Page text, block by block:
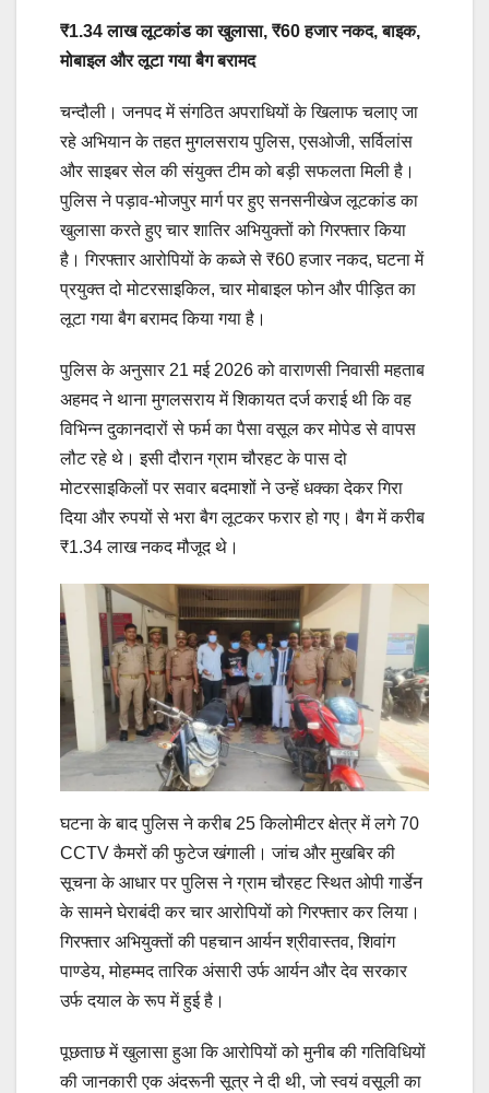
₹1.34 लाख लूटकांड का खुलासा, ₹60 हजार नकद, बाइक,
मोबाइल और लूटा गया बैग बरामद
चन्दौली। जनपद में संगठित अपराधियों के खिलाफ चलाए जा
रहे अभियान के तहत मुगलसराय पुलिस, एसओजी, सर्विलांस
और साइबर सेल की संयुक्त टीम को बड़ी सफलता मिली है।
पुलिस ने पड़ाव-भोजपुर मार्ग पर हुए सनसनीखेज लूटकांड का
खुलासा करते हुए चार शातिर अभियुक्तों को गिरफ्तार किया
है। गिरफ्तार आरोपियों के कब्जे से ₹60 हजार नकद, घटना में
प्रयुक्त दो मोटरसाइकिल, चार मोबाइल फोन और पीड़ित का
लूटा गया बैग बरामद किया गया है।
पुलिस के अनुसार 21 मई 2026 को वाराणसी निवासी महताब
अहमद ने थाना मुगलसराय में शिकायत दर्ज कराई थी कि वह
विभिन्न दुकानदारों से फर्म का पैसा वसूल कर मोपेड से वापस
लौट रहे थे। इसी दौरान ग्राम चौरहट के पास दो
मोटरसाइकिलों पर सवार बदमाशों ने उन्हें धक्का देकर गिरा
दिया और रुपयों से भरा बैग लूटकर फरार हो गए। बैग में करीब
₹1.34 लाख नकद मौजूद थे।
घटना के बाद पुलिस ने करीब 25 किलोमीटर क्षेत्र में लगे 70
CCTV कैमरों की फुटेज खंगाली। जांच और मुखबिर की
सूचना के आधार पर पुलिस ने ग्राम चौरहट स्थित ओपी गार्डेन
के सामने घेराबंदी कर चार आरोपियों को गिरफ्तार कर लिया।
गिरफ्तार अभियुक्तों की पहचान आर्यन श्रीवास्तव, शिवांग
पाण्डेय, मोहम्मद तारिक अंसारी उर्फ आर्यन और देव सरकार
उर्फ दयाल के रूप में हुई है।
पूछताछ में खुलासा हुआ कि आरोपियों को मुनीब की गतिविधियों
की जानकारी एक अंदरूनी सूत्र ने दी थी, जो स्वयं वसूली का